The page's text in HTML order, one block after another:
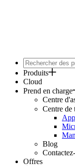
Produits
Cloud
Prend en charge
Centre
Centre de
Blog
Offres